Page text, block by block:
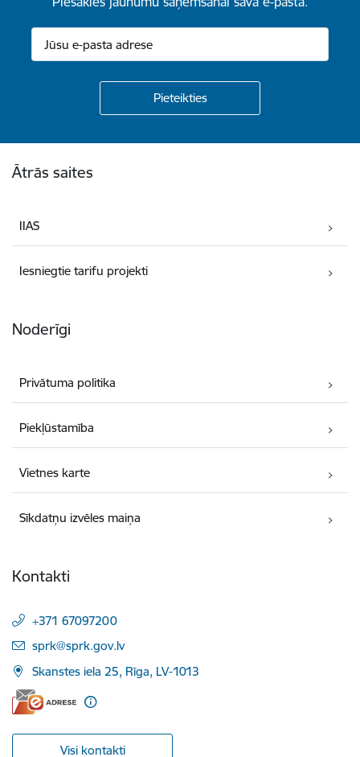
Ātrās saites
IIAS
Iesniegtie tarifu projekti
Noderīgi
Privātuma politika
Piekļūstamība
Vietnes karte
Sīkdatņu izvēles maiņa
Kontakti
+371 67097200
E-pasts:
sprk@sprk.gov.lv
Skanstes iela 25, Rīga, LV-1013
Visi kontakti